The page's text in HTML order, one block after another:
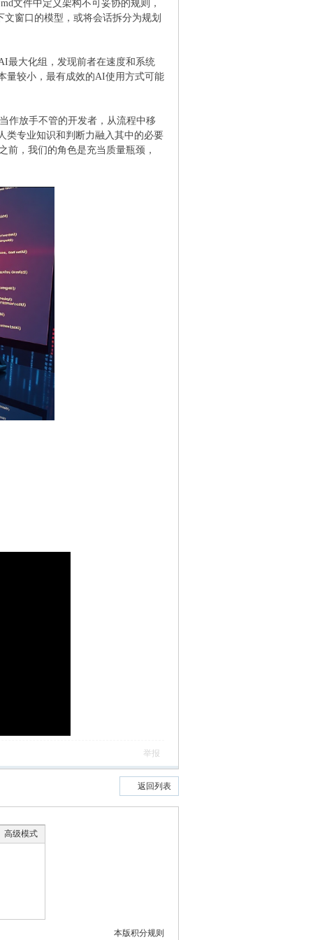
文件中定义架构不可妥协的规则，
窗口的模型，或将会话拆分为规划
大化组，发现前者在速度和系统
量较小，最有成效的AI使用方式可能
放手不管的开发者，从流程中移
类专业知识和判断力融入其中的必要
，我们的角色是充当质量瓶颈，
举报
返回列表
高级模式
本版积分规则